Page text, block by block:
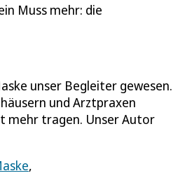
Muss mehr: die
unser Begleiter gewesen.
und Arztpraxen
mehr tragen. Unser Autor
,